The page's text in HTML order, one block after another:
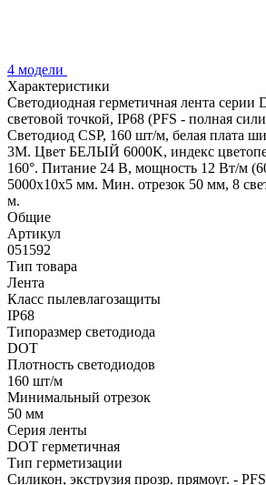
4 модели
Характеристики
Светодиодная герметичная лента серии
световой точкой, IP68 (PFS - полная
Светодиод CSP, 160 шт/м, белая плата
3M. Цвет БЕЛЫЙ 6000K, индекс
160°. Питание 24 В, мощность 12 Вт/м
5000x10x5 мм. Мин. отрезок 50 мм, 8
м.
Общие
Артикул
051592
Тип товара
Лента
Класс пылевлагозащиты
IP68
Типоразмер светодиода
DOT
Плотность светодиодов
160 шт/м
Минимальный отрезок
50 мм
Серия ленты
DOT герметичная
Тип герметизации
Силикон, экструзия прозр. прямоуг. - PFS